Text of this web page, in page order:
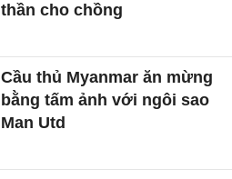
thần cho chồng
Cầu thủ Myanmar ăn mừng
bằng tấm ảnh với ngôi sao
Man Utd